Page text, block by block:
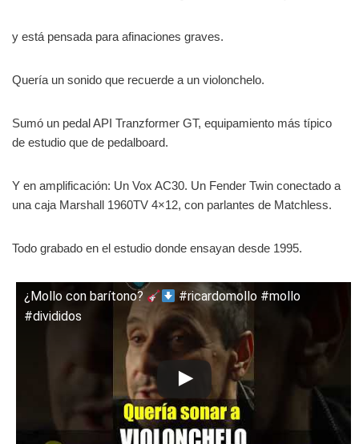
y está pensada para afinaciones graves.
Quería un sonido que recuerde a un violonchelo.
Sumó un pedal API Tranzformer GT, equipamiento más típico
de estudio que de pedalboard.
Y en amplificación: Un Vox AC30. Un Fender Twin conectado a
una caja Marshall 1960TV 4×12, con parlantes de Matchless.
Todo grabado en el estudio donde ensayan desde 1995.
¿Mollo con barítono?
#ricardomollo #mollo
#divididos